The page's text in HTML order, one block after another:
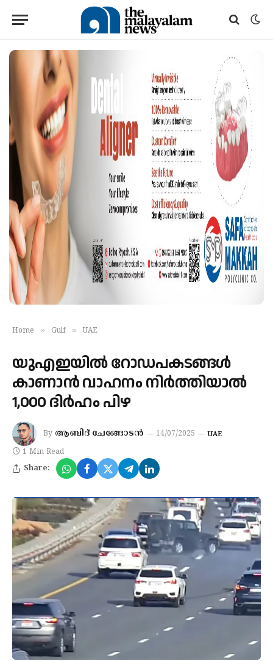
Home » Gulf » UAE
യുഎഇയിൽ റോഡപകടങ്ങൾ
കാണാൻ വാഹനം നിർത്തിയാൽ
1,000 ദിർഹം പിഴ
By ആബിദ് ചേങ്ങോടൻ 14/07/2025 UAE
1 Min Read
Share: